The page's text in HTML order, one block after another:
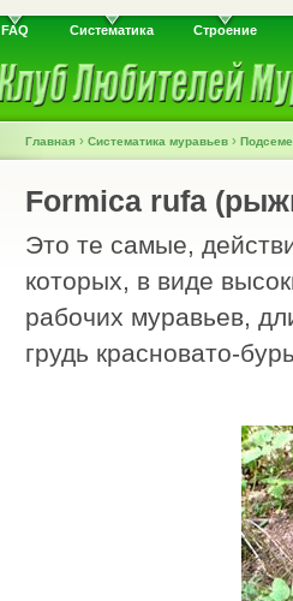
FAQ Систематика Строение
Главная › Систематика муравьев ›
Formica rufa
Это те самые,
которых, в виде
рабочих муравьев,
грудь красновато-